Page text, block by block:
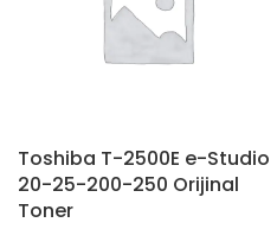
Toshiba T-2500E e-Studio
20-25-200-250 Orijinal
Toner